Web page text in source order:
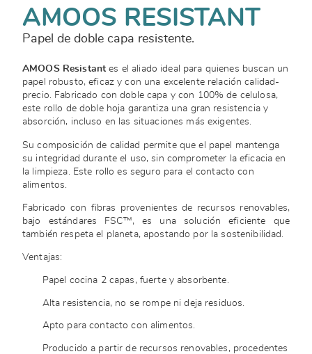
AMOOS RESISTANT
Papel de doble capa resistente.
AMOOS Resistant es el aliado ideal para quienes buscan un
papel robusto, eficaz y con una excelente relación calidad-
precio. Fabricado con doble capa y con 100% de celulosa,
este rollo de doble hoja garantiza una gran resistencia y
absorción, incluso en las situaciones más exigentes.
Su composición de calidad permite que el papel mantenga
su integridad durante el uso, sin comprometer la eficacia en
la limpieza. Este rollo es seguro para el contacto con
alimentos.
Fabricado con fibras provenientes de recursos renovables,
bajo estándares FSC™, es una solución eficiente que
también respeta el planeta, apostando por la sostenibilidad.
Ventajas:
Papel cocina 2 capas, fuerte y absorbente.
Alta resistencia, no se rompe ni deja residuos.
Apto para contacto con alimentos.
Producido a partir de recursos renovables, procedentes